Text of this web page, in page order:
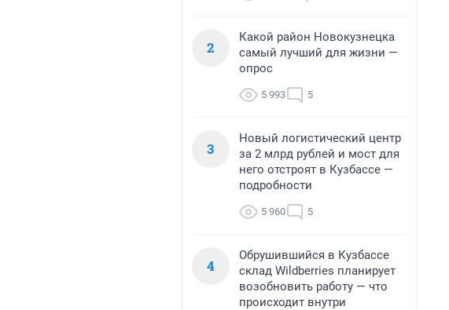
2
Какой район Новокузнецка
самый лучший для жизни —
опрос
5 993 5
3
Новый логистический центр
за 2 млрд рублей и мост для
него отстроят в Кузбассе —
подробности
5 960 5
4
Обрушившийся в Кузбассе
склад Wildberries планирует
возобновить работу — что
происходит внутри